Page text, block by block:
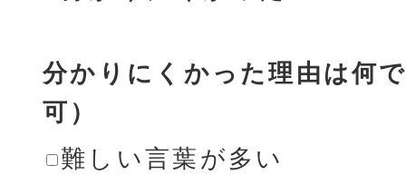
分かりにくかった理由は何
可）
難しい言葉が多い